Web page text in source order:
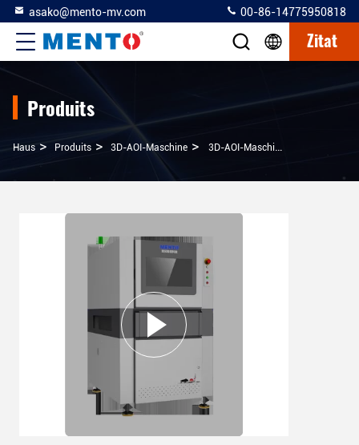
asako@mento-mv.com 00-86-14775950818
Zitat
Produits
Haus > Produits > 3D-AOI-Maschine > 3D-AOI-Maschine Hochpräzisionslösung Für Die Inspektion Von Lötpaste Und 5 Megapixel 3D-Messung Und -Vergleich